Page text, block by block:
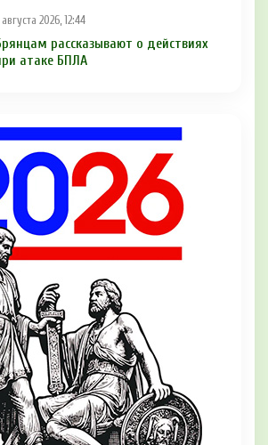
августа 2026, 12:44
рaссказывают о действиях
атаке БПЛA